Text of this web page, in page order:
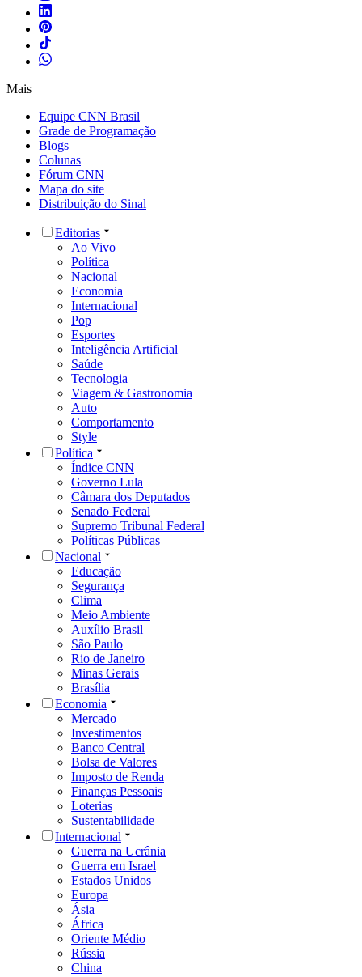
Mais
Equipe CNN Brasil
Grade de Programação
Blogs
Colunas
Fórum CNN
Mapa do site
Distribuição do Sinal
Editorias
Ao Vivo
Política
Nacional
Economia
Internacional
Pop
Esportes
Inteligência Artificial
Saúde
Tecnologia
Viagem & Gastronomia
Auto
Comportamento
Style
Política
Índice CNN
Governo Lula
Câmara dos Deputados
Senado Federal
Supremo Tribunal Federal
Políticas Públicas
Nacional
Educação
Segurança
Clima
Meio Ambiente
Auxílio Brasil
São Paulo
Rio de Janeiro
Minas Gerais
Brasília
Economia
Mercado
Investimentos
Banco Central
Bolsa de Valores
Imposto de Renda
Finanças Pessoais
Loterias
Sustentabilidade
Internacional
Guerra na Ucrânia
Guerra em Israel
Estados Unidos
Europa
Ásia
África
Oriente Médio
Rússia
China